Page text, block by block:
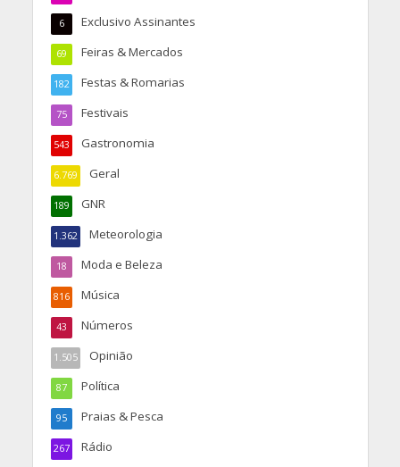
Exclusivo Assinantes
6
Feiras & Mercados
69
Festas & Romarias
182
Festivais
75
Gastronomia
543
Geral
6.769
GNR
189
Meteorologia
1.362
Moda e Beleza
18
Música
816
Números
43
Opinião
1.505
Política
87
Praias & Pesca
95
Rádio
267